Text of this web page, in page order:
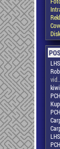
LHS
kiwi
PCH
PCH
LHS
PCH